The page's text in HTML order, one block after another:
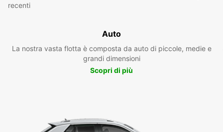
recenti
Auto
La nostra vasta flotta è composta da auto di piccole, medie e
grandi dimensioni
Scopri di più